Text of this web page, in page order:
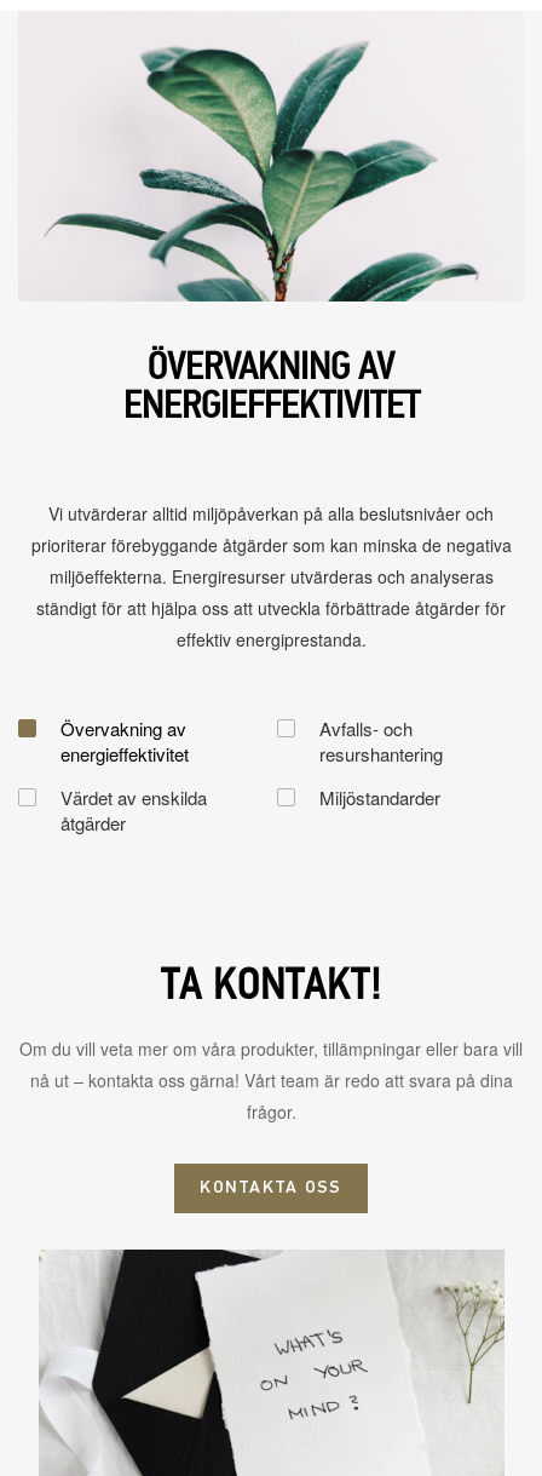
ÖVERVAKNING AV
ENERGIEFFEKTIVITET
Vi utvärderar alltid miljöpåverkan på alla beslutsnivåer och
prioriterar förebyggande åtgärder som kan minska de negativa
miljöeffekterna. Energiresurser utvärderas och analyseras
ständigt för att hjälpa oss att utveckla förbättrade åtgärder för
effektiv energiprestanda.
Övervakning av
energieffektivitet
Avfalls- och
resurshantering
Värdet av enskilda
åtgärder
Miljöstandarder
TA KONTAKT!
Om du vill veta mer om våra produkter, tillämpningar eller bara vill
nå ut – kontakta oss gärna! Vårt team är redo att svara på dina
frågor.
KONTAKTA OSS